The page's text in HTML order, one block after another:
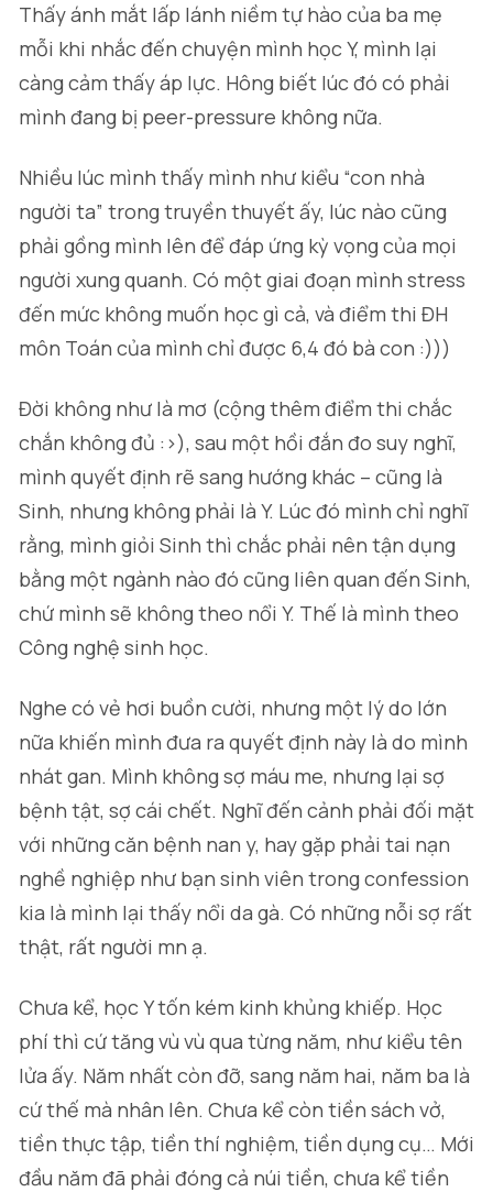
Thấy ánh mắt lấp lánh niềm tự hào của ba mẹ
mỗi khi nhắc đến chuyện mình học Y, mình lại
càng cảm thấy áp lực. Hông biết lúc đó có phải
mình đang bị peer-pressure không nữa.
Nhiều lúc mình thấy mình như kiểu “con nhà
người ta” trong truyền thuyết ấy, lúc nào cũng
phải gồng mình lên để đáp ứng kỳ vọng của mọi
người xung quanh. Có một giai đoạn mình stress
đến mức không muốn học gì cả, và điểm thi ĐH
môn Toán của mình chỉ được 6,4 đó bà con :)))
Đời không như là mơ (cộng thêm điểm thi chắc
chắn không đủ :>), sau một hồi đắn đo suy nghĩ,
mình quyết định rẽ sang hướng khác – cũng là
Sinh, nhưng không phải là Y. Lúc đó mình chỉ nghĩ
rằng, mình giỏi Sinh thì chắc phải nên tận dụng
bằng một ngành nào đó cũng liên quan đến Sinh,
chứ mình sẽ không theo nổi Y. Thế là mình theo
Công nghệ sinh học.
Nghe có vẻ hơi buồn cười, nhưng một lý do lớn
nữa khiến mình đưa ra quyết định này là do mình
nhát gan. Mình không sợ máu me, nhưng lại sợ
bệnh tật, sợ cái chết. Nghĩ đến cảnh phải đối mặt
với những căn bệnh nan y, hay gặp phải tai nạn
nghề nghiệp như bạn sinh viên trong confession
kia là mình lại thấy nổi da gà. Có những nỗi sợ rất
thật, rất người mn ạ.
Chưa kể, học Y tốn kém kinh khủng khiếp. Học
phí thì cứ tăng vù vù qua từng năm, như kiểu tên
lửa ấy. Năm nhất còn đỡ, sang năm hai, năm ba là
cứ thế mà nhân lên. Chưa kể còn tiền sách vở,
tiền thực tập, tiền thí nghiệm, tiền dụng cụ… Mới
đầu năm đã phải đóng cả núi tiền, chưa kể tiền